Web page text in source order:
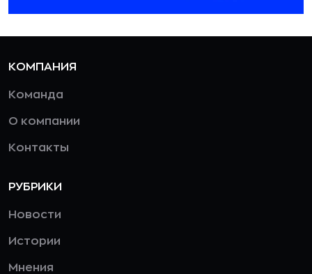
КОМПАНИЯ
Команда
О компании
Контакты
РУБРИКИ
Новости
Истории
Мнения